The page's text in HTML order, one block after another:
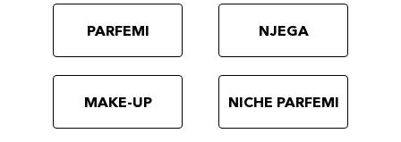
PARFEMI NJEGA
MAKE-UP NICHE PARFEMI